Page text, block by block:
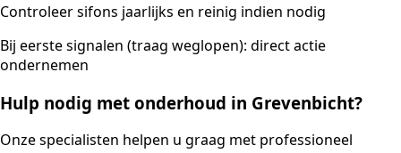
Controleer sifons jaarlijks en reinig indien nodig
Bij eerste signalen (traag weglopen): direct actie
ondernemen
Hulp nodig met onderhoud in Grevenbicht?
Onze specialisten helpen u graag met professioneel